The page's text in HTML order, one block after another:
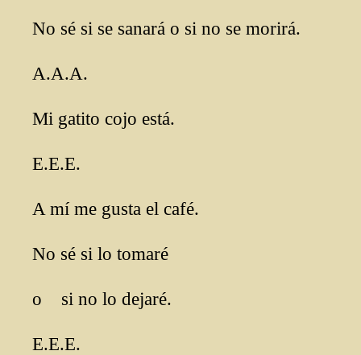
No sé si se sanará o si no se morirá.
A.A.A.
Mi gatito cojo está.
E.E.E.
A mí me gusta el café.
No sé si lo tomaré
o si no lo dejaré.
E.E.E.